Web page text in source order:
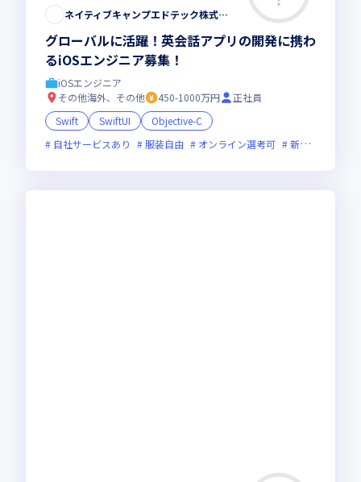
ネイティブキャンプエドテック株式会社
グローバルに活躍！英会話アプリの開発に携わ
るiOSエンジニア募集！
iOSエンジニア
その他海外、その他
450-1000万円
正社員
Swift
SwiftUI
Objective-C
自社サービスあり
服装自由 オンライン選考可 新規立ち上げ